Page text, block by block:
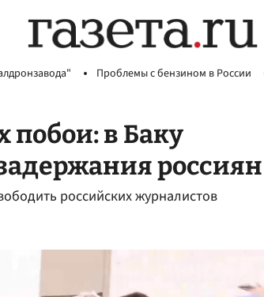
Проблемы с бензином в России
побои: в Баку
россиян
российских журналистов